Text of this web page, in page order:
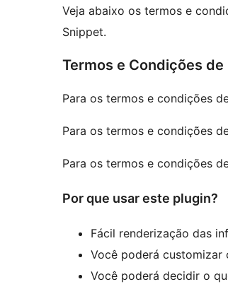
Veja abaixo os termos e
Snippet.
Termos e Condições de
Para os termos e condições
Para os termos e condições
Para os termos e condições
Por que usar este plugin?
Fácil renderização das
Você poderá customizar
Você poderá decidir o